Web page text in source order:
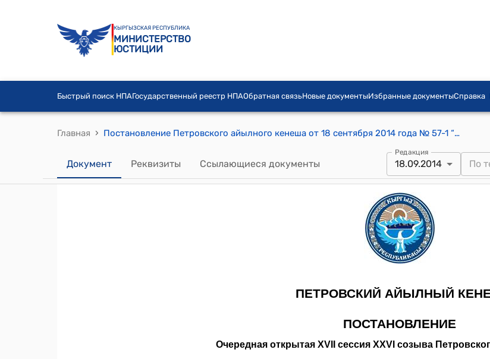
КЫРГЫЗСКАЯ РЕСПУБЛИКА
МИНИСТЕРСТВО
ЮСТИЦИИ
Быстрый поиск НПАГосударственный реестр НПАОбратная связьНовые документыИзбранные документыСправка
Главная › Постановление Петровского айылного кенеша от 18 сентября 2014 года № 57-1 “О передвижении ассигнований средств по бюджету”
Документ Реквизиты Ссылающиеся документы
Редакция
18.09.2014